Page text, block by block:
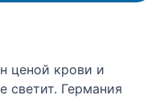
ценой крови и
светит. Германия